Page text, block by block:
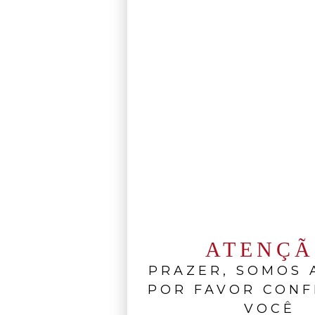
PRAZER, SOMOS
POR FAVOR
VOCÊ